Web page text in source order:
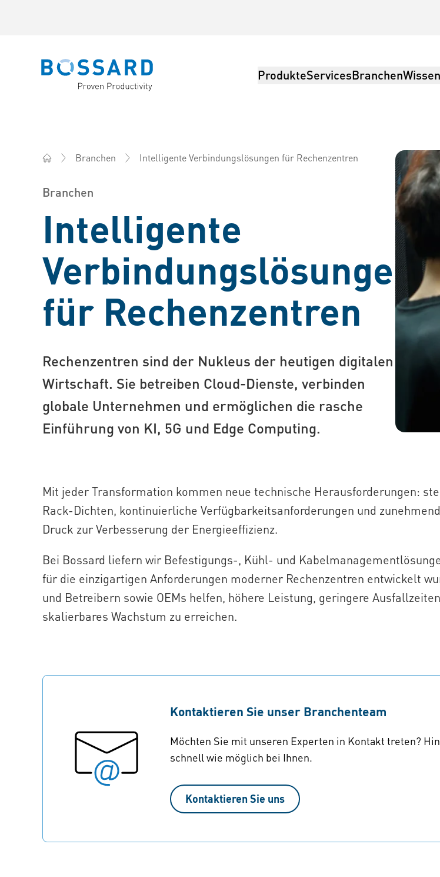
Bossard homepage ProdukteServicesBranchenWissen
Branchen Intelligente Verbindungslösungen für Rechenzentren
Branchen
Intelligente
Verbindungslösungen
für Rechenzentren
Rechenzentren sind der Nukleus der heutigen digitalen
Wirtschaft. Sie betreiben Cloud-Dienste, verbinden
globale Unternehmen und ermöglichen die rasche
Einführung von KI, 5G und Edge Computing.
Mit jeder Transformation kommen neue technische Herausforderungen:
Rack-Dichten, kontinuierliche Verfügbarkeitsanforderungen und
Druck zur Verbesserung der Energieeffizienz.
Bei Bossard liefern wir Befestigungs-, Kühl- und
für die einzigartigen Anforderungen moderner Rechenzentren entwickelt
und Betreibern sowie OEMs helfen, höhere Leistung, geringere
skalierbares Wachstum zu erreichen.
Kontaktieren Sie unser Branchenteam
Möchten Sie mit unseren Experten in Kontakt treten?
schnell wie möglich bei Ihnen.
Kontaktieren Sie uns